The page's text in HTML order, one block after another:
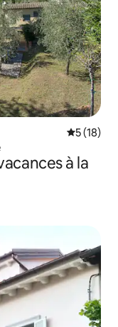
5 (18)
à la